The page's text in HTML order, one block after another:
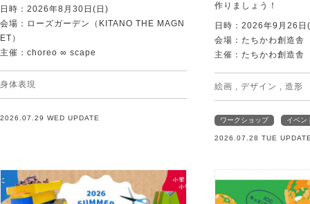
日時：2026年8月30日(日)
会場：ローズガーデン（KITANO THE MAGN
ET）
主催：choreo ∞ scape
身体表現
2026.07.29 WED UPDATE
作りましょう！
日時：2026年9月26日
会場：たちかわ創造舎
主催：たちかわ創造舎
絵画 , デザイン , 造形
ワークショップ イベン
2026.07.28 TUE